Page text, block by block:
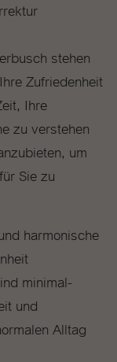
stehen
Zufriedenheit
Ihre
zu verstehen
um
Sie zu
harmonische
minimal-
und
Alltag